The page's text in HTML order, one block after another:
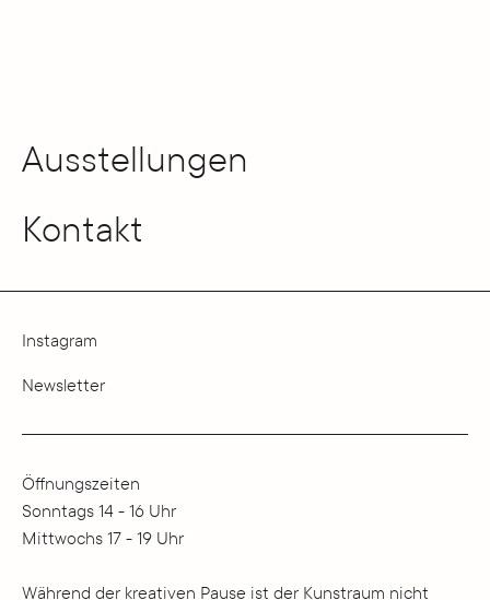
Ausstellungen
Kontakt
Instagram
Newsletter
Öffnungszeiten
Sonntags 14 - 16 Uhr
Mittwochs 17 - 19 Uhr
Während der kreativen Pause ist der Kunstraum nicht